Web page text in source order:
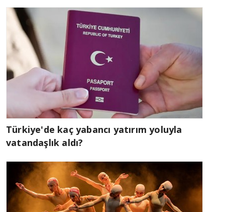
Türkiye'de kaç yabancı yatırım yoluyla
vatandaşlık aldı?